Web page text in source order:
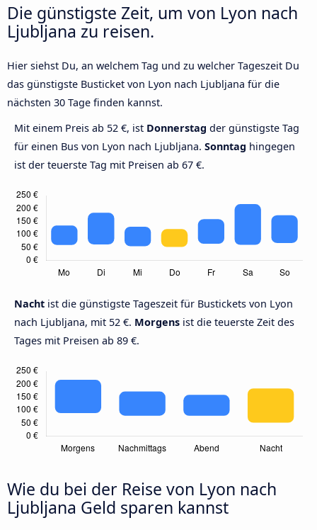
Die günstigste Zeit, um von Lyon nach
Ljubljana zu reisen.
Hier siehst Du, an welchem Tag und zu welcher Tageszeit Du
das günstigste Busticket von Lyon nach Ljubljana für die
nächsten 30 Tage finden kannst.
Mit einem Preis ab 52 €, ist Donnerstag der günstigste Tag
für einen Bus von Lyon nach Ljubljana. Sonntag hingegen
ist der teuerste Tag mit Preisen ab 67 €.
Nacht ist die günstigste Tageszeit für Bustickets von Lyon
nach Ljubljana, mit 52 €. Morgens ist die teuerste Zeit des
Tages mit Preisen ab 89 €.
Wie du bei der Reise von Lyon nach
Ljubljana Geld sparen kannst